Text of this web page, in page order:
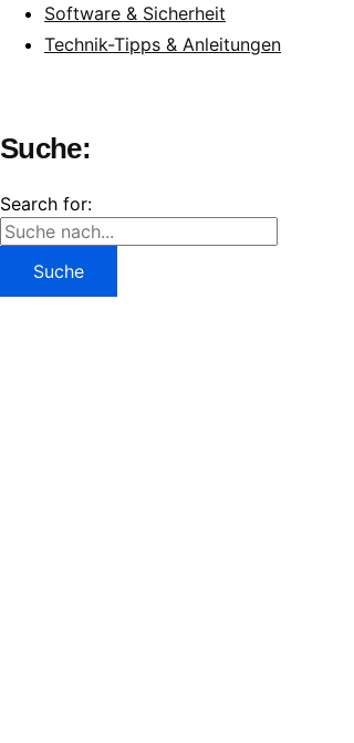
Software & Sicherheit
Technik-Tipps & Anleitungen
Suche:
Search for: